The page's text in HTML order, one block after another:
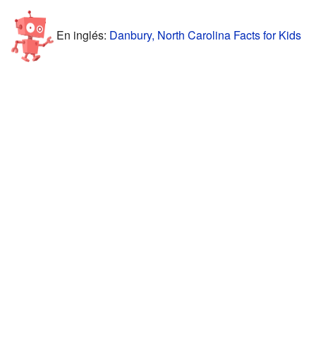
En inglés: Danbury, North Carolina Facts for Kids